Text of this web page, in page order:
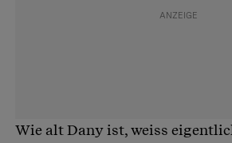
Wie alt Dany ist, weiss